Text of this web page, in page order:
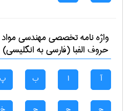
واژه نامه تخصصیمهندسی مواد
حروف الفبا (فارسی به انگلیسی)
آ ا ب پ